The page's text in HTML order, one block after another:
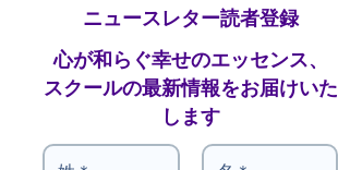
ニュースレター読者登録
心が和らぐ幸せのエッセンス、
スクールの最新情報をお届けいた
します